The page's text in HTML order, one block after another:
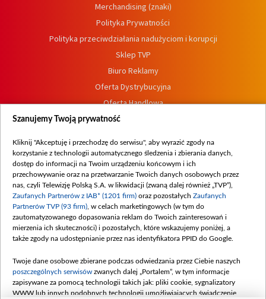
Merchandising (znaki)
Polityka Prywatności
Polityka przeciwdziałania nadużyciom i korupcji
Sklep TVP
Biuro Reklamy
Oferta Dystrybucyjna
Oferta Handlowa
Dostępność
Procedura zgłoszeń wewnętrznych
Szanujemy Twoją prywatność
Kliknij "Akceptuję i przechodzę do serwisu", aby wyrazić zgody na
korzystanie z technologii automatycznego śledzenia i zbierania danych,
dostęp do informacji na Twoim urządzeniu końcowym i ich
przechowywanie oraz na przetwarzanie Twoich danych osobowych przez
nas, czyli Telewizję Polską S.A. w likwidacji (zwaną dalej również „TVP”),
Zaufanych Partnerów z IAB* (1201 firm) oraz pozostałych Zaufanych
Partnerów TVP (93 firm) , w celach marketingowych (w tym do
zautomatyzowanego dopasowania reklam do Twoich zainteresowań i
mierzenia ich skuteczności) i pozostałych, które wskazujemy poniżej, a
także zgody na udostępnianie przez nas identyfikatora PPID do Google.
Twoje dane osobowe zbierane podczas odwiedzania przez Ciebie naszych
poszczególnych serwisów zwanych dalej „Portalem”, w tym informacje
zapisywane za pomocą technologii takich jak: pliki cookie, sygnalizatory
WWW lub innych podobnych technologii umożliwiających świadczenie